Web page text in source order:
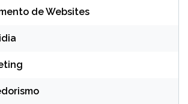
de Websites